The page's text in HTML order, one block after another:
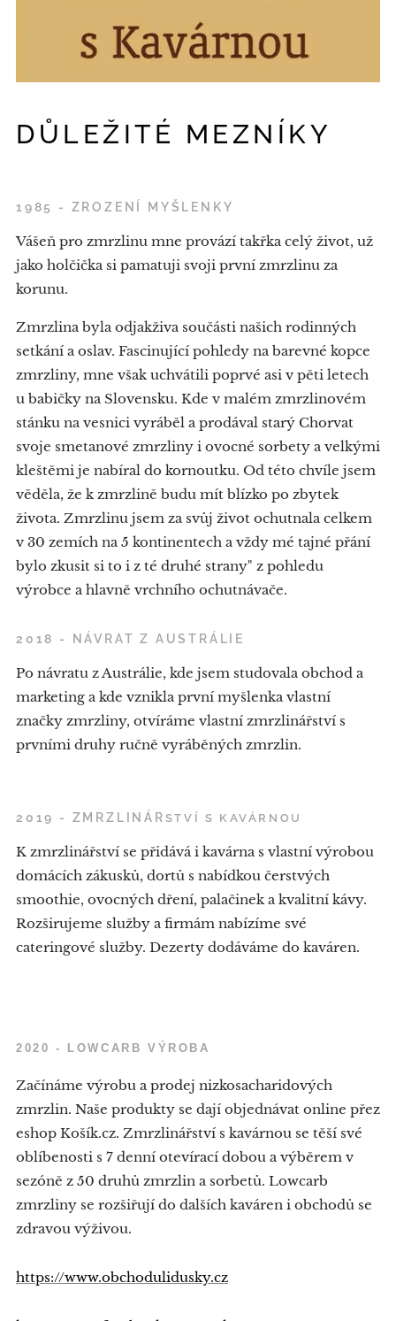
DŮLEŽITÉ MEZNÍKY
1985 - ZROZENÍ MYŠLENKY
Vášeň pro zmrzlinu mne provází takřka celý život, už
jako holčička si pamatuji svoji první zmrzlinu za
korunu.
Zmrzlina byla odjakživa součásti našich rodinných
setkání a oslav. Fascinující pohledy na barevné kopce
zmrzliny, mne však uchvátili poprvé asi v pěti letech
u babičky na Slovensku. Kde v malém zmrzlinovém
stánku na vesnici vyráběl a prodával starý Chorvat
svoje smetanové zmrzliny i ovocné sorbety a velkými
kleštěmi je nabíral do kornoutku. Od této chvíle jsem
věděla, že k zmrzlině budu mít blízko po zbytek
života. Zmrzlinu jsem za svůj život ochutnala celkem
v 30 zemích na 5 kontinentech a vždy mé tajné přání
bylo zkusit si to i z té druhé strany" z pohledu
výrobce a hlavně vrchního ochutnávače.
2018 - NÁVRAT Z AUSTRÁLIE
Po návratu z Austrálie, kde jsem studovala obchod a
marketing a kde vznikla první myšlenka vlastní
značky zmrzliny, otvíráme vlastní zmrzlinářství s
prvními druhy ručně vyráběných zmrzlin.
2019 - ZMRZLINÁR STVÍ S KAVÁRNOU
K zmrzlinářství se přidává i kavárna s vlastní výrobou
domácích zákusků, dortů s nabídkou čerstvých
smoothie, ovocných dření, palačinek a kvalitní kávy.
Rozširujeme služby a firmám nabízíme své
cateringové služby. Dezerty dodáváme do kaváren.
2020 - LOWCARB VÝROBA
Začínáme výrobu a prodej nizkosacharidových
zmrzlin. Naše produkty se dají objednávat online přez
eshop Košík.cz. Zmrzlinářství s kavárnou se těší své
oblíbenosti s 7 denní otevírací dobou a výběrem v
sezóně z 50 druhů zmrzlin a sorbetů. Lowcarb
zmrzliny se rozšiřují do dalších kaváren i obchodů se
zdravou výživou.
https://www.obchodulidusky.cz